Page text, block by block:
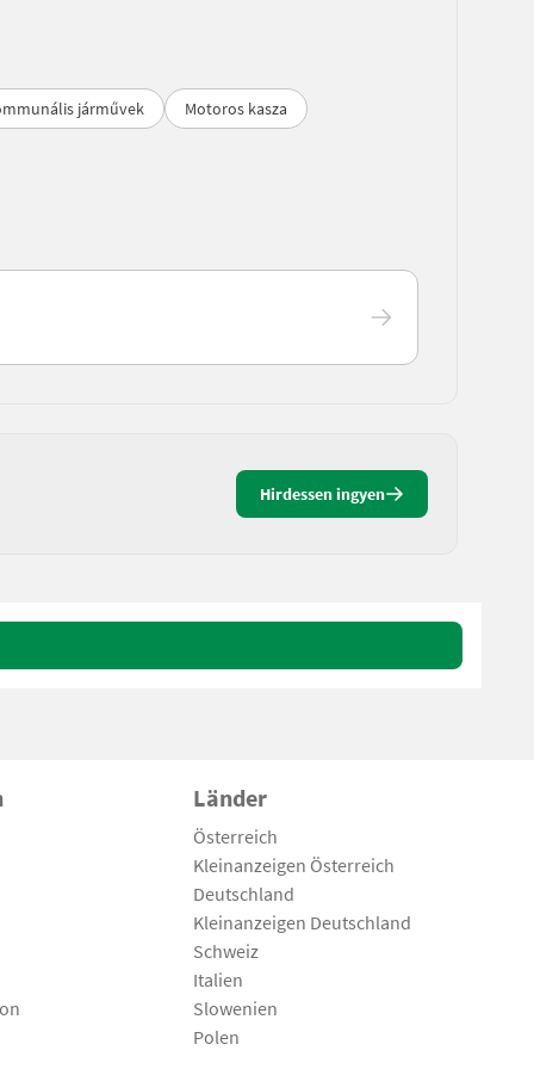
járművek Motoros kasza
Hirdessen ingyen
Länder
Österreich
Kleinanzeigen Österreich
Deutschland
Kleinanzeigen Deutschland
Schweiz
Italien
Slowenien
Polen